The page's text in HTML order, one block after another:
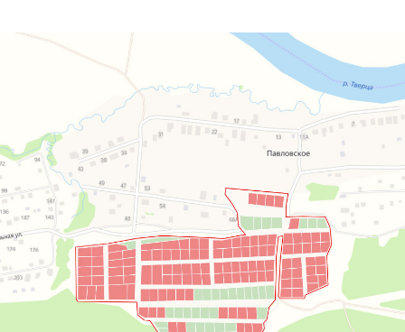
Уточните детали у наших
менеджеров по телефону:
+7 (915) 721-78-62